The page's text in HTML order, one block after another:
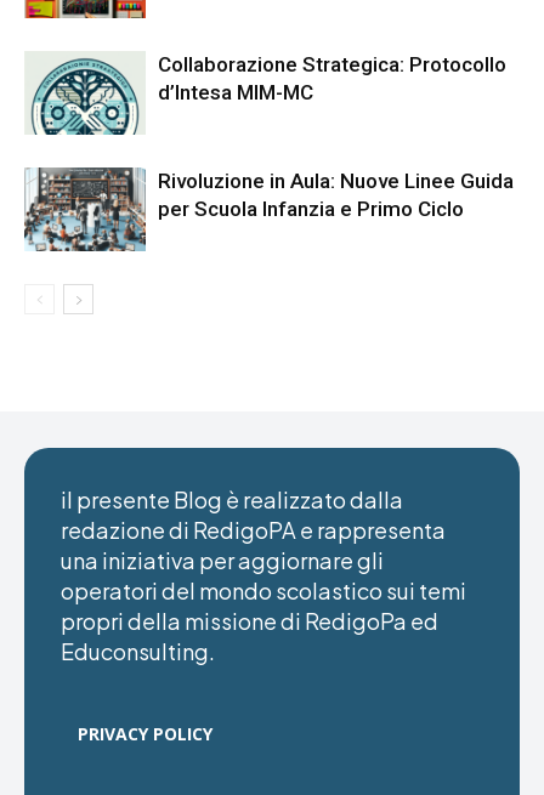
Collaborazione Strategica: Protocollo
d’Intesa MIM-MC
Rivoluzione in Aula: Nuove Linee Guida
per Scuola Infanzia e Primo Ciclo
il presente Blog è realizzato dalla
redazione di RedigoPA e rappresenta
una iniziativa per aggiornare gli
operatori del mondo scolastico sui temi
propri della missione di RedigoPa ed
Educonsulting.
PRIVACY POLICY